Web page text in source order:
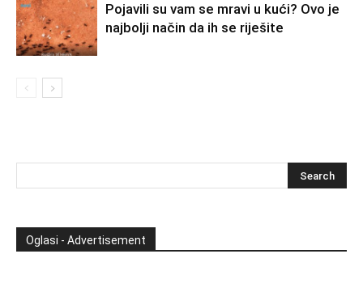
Pojavili su vam se mravi u kući? Ovo je
najbolji način da ih se riješite
Oglasi - Advertisement